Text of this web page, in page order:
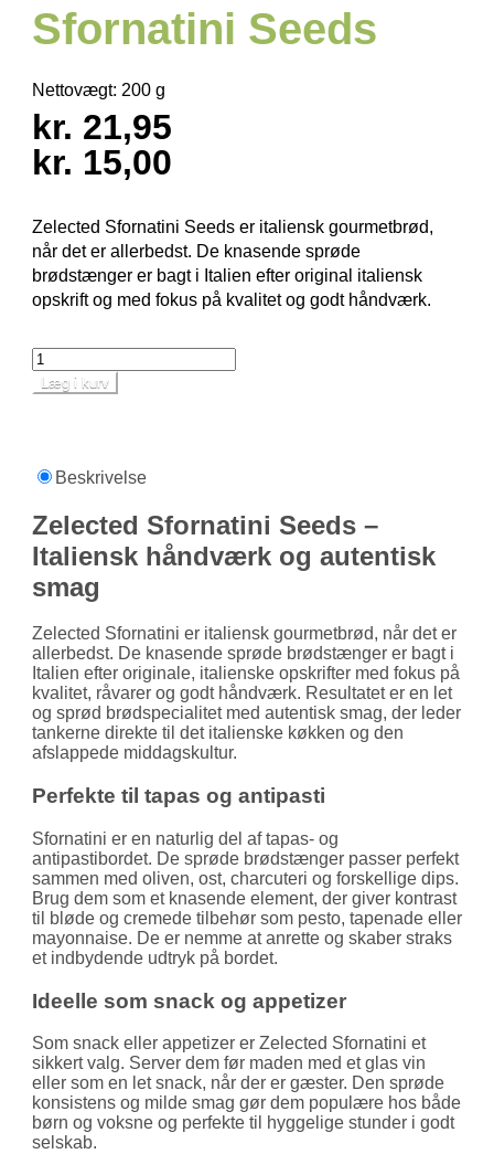
Sfornatini Seeds
Nettovægt: 200 g
kr. 21,95
kr. 15,00
Zelected Sfornatini Seeds er italiensk gourmetbrød,
når det er allerbedst. De knasende sprøde
brødstænger er bagt i Italien efter original italiensk
opskrift og med fokus på kvalitet og godt håndværk.
Læg i kurv
Beskrivelse
Zelected Sfornatini Seeds –
Italiensk håndværk og autentisk
smag
Zelected Sfornatini er italiensk gourmetbrød, når det er
allerbedst. De knasende sprøde brødstænger er bagt i
Italien efter originale, italienske opskrifter med fokus på
kvalitet, råvarer og godt håndværk. Resultatet er en let
og sprød brødspecialitet med autentisk smag, der leder
tankerne direkte til det italienske køkken og den
afslappede middagskultur.
Perfekte til tapas og antipasti
Sfornatini er en naturlig del af tapas- og
antipastibordet. De sprøde brødstænger passer perfekt
sammen med oliven, ost, charcuteri og forskellige dips.
Brug dem som et knasende element, der giver kontrast
til bløde og cremede tilbehør som pesto, tapenade eller
mayonnaise. De er nemme at anrette og skaber straks
et indbydende udtryk på bordet.
Ideelle som snack og appetizer
Som snack eller appetizer er Zelected Sfornatini et
sikkert valg. Server dem før maden med et glas vin
eller som en let snack, når der er gæster. Den sprøde
konsistens og milde smag gør dem populære hos både
børn og voksne og perfekte til hyggelige stunder i godt
selskab.